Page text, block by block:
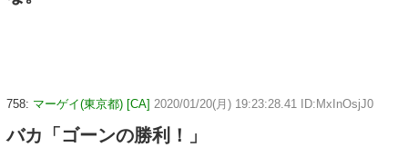
758: マーゲイ(東京都) [CA] 2020/01/20(月) 19:23:28.41 ID:MxInOsjJ0
バカ「ゴーンの勝利！」